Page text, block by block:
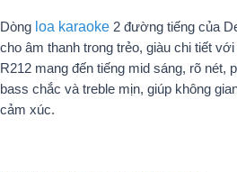
Dòng loa karaoke 2 đường tiếng của
cho âm thanh trong trẻo, giàu chi tiết
R212 mang đến tiếng mid sáng, rõ nét,
bass chắc và treble mịn, giúp không
cảm xúc.